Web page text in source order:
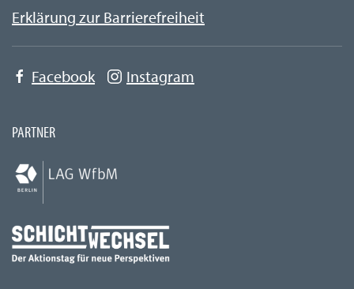
Erklärung zur Barrierefreiheit
Facebook Instagram
PARTNER